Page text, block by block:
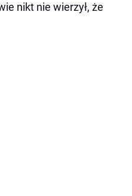
nikt nie wierzył, że